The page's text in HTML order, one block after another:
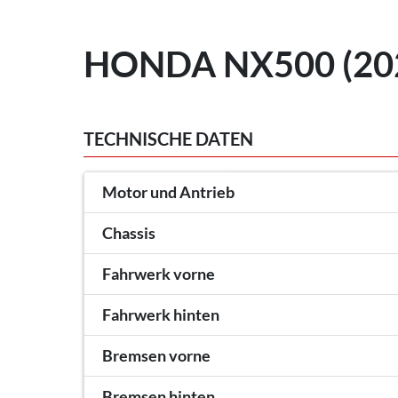
HONDA NX500
TECHNISCHE DATEN
Motor und Antrieb
Chassis
Fahrwerk vorne
Fahrwerk hinten
Bremsen vorne